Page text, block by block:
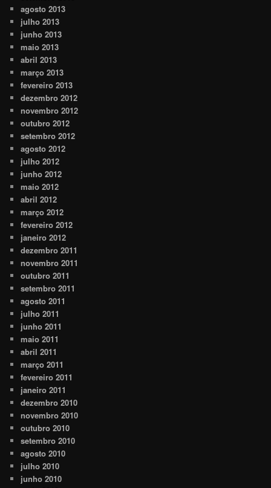
agosto 2013
julho 2013
junho 2013
maio 2013
abril 2013
março 2013
fevereiro 2013
dezembro 2012
novembro 2012
outubro 2012
setembro 2012
agosto 2012
julho 2012
junho 2012
maio 2012
abril 2012
março 2012
fevereiro 2012
janeiro 2012
dezembro 2011
novembro 2011
outubro 2011
setembro 2011
agosto 2011
julho 2011
junho 2011
maio 2011
abril 2011
março 2011
fevereiro 2011
janeiro 2011
dezembro 2010
novembro 2010
outubro 2010
setembro 2010
agosto 2010
julho 2010
junho 2010